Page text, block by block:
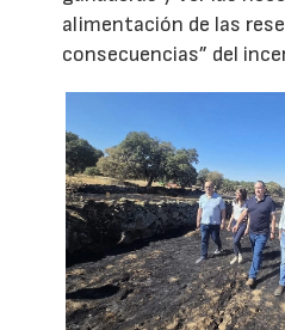
alimentación de las
consecuencias” del